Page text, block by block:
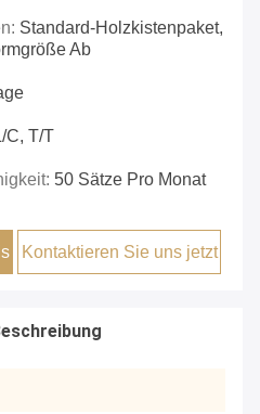
Standard-Holzkistenpaket,
Ab
C, T/T
50 Sätze Pro Monat
Kontaktieren Sie uns jetzt